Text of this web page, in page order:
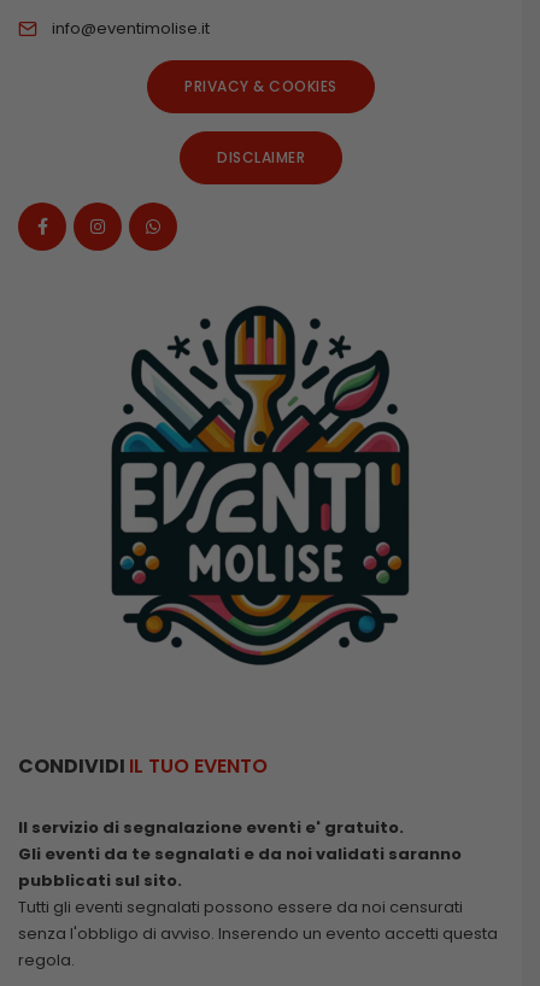
info@eventimolise.it
PRIVACY & COOKIES
DISCLAIMER
CONDIVIDI IL TUO EVENTO
Il servizio di segnalazione eventi e' gratuito.
Gli eventi da te segnalati e da noi validati saranno
pubblicati sul sito.
Tutti gli eventi segnalati possono essere da noi censurati
senza l'obbligo di avviso. Inserendo un evento accetti questa
regola.